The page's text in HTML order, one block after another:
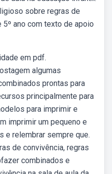
sobre regras de
5º ano com texto de apoio
em pdf.
algumas
prontas para
principalmente para
para imprimir e
imprimir um pequeno e
e relembrar sempre que.
de convivência, regras
combinados e